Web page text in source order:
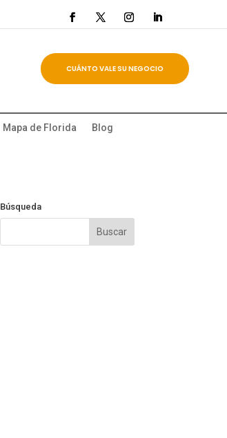
CUÁNTO VALE SU NEGOCIO
Mapa de Florida
Blog
Búsqueda